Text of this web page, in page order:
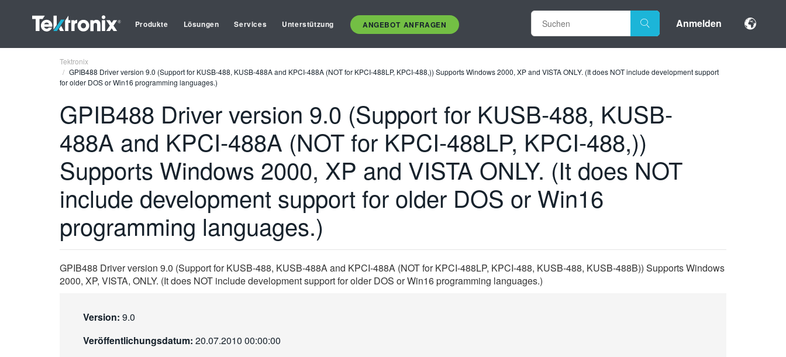
Produkte Lösungen Services Unterstützung ANGEBOT ANFRAGEN Anmelden
Tektronix
GPIB488 Driver version 9.0 (Support for KUSB-488, KUSB-488A and KPCI-488A (NOT for KPCI-488LP, KPCI-488,)) Supports Windows 2000, XP and VISTA ONLY. (It does NOT include development support
for older DOS or Win16 programming languages.)
GPIB488 Driver version 9.0 (Support for KUSB-488, KUSB-
488A and KPCI-488A (NOT for KPCI-488LP, KPCI-488,))
Supports Windows 2000, XP and VISTA ONLY. (It does NOT
include development support for older DOS or Win16
programming languages.)
GPIB488 Driver version 9.0 (Support for KUSB-488, KUSB-488A and KPCI-488A (NOT for KPCI-488LP, KPCI-488, KUSB-488, KUSB-488B)) Supports Windows
2000, XP, VISTA, ONLY. (It does NOT include development support for older DOS or Win16 programming languages.)
Version: 9.0
Veröffentlichungsdatum: 20.07.2010 00:00:00